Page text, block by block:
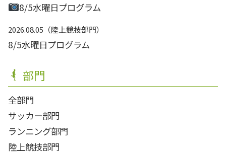
8/5水曜日プログラム
2026.08.05 陸上競技部門
8/5水曜日プログラム
部門
全部門
サッカー部門
ランニング部門
陸上競技部門